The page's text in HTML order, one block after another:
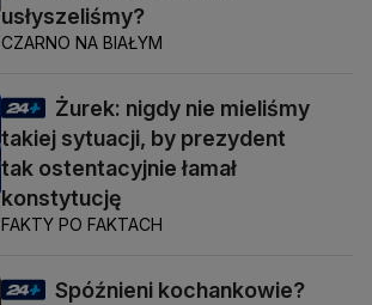
usłyszeliśmy?
CZARNO NA BIAŁYM
Żurek: nigdy nie mieliśmy
takiej sytuacji, by prezydent
tak ostentacyjnie łamał
konstytucję
FAKTY PO FAKTACH
Spóźnieni kochankowie?